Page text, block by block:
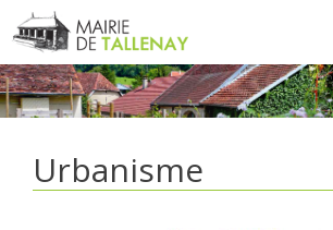
Aller
au
contenu
Urbanisme